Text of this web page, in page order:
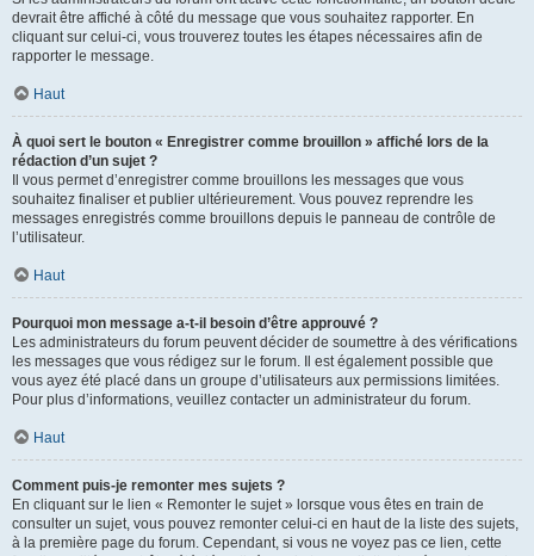
devrait être affiché à côté du message que vous souhaitez rapporter. En
cliquant sur celui-ci, vous trouverez toutes les étapes nécessaires afin de
rapporter le message.
Haut
À quoi sert le bouton « Enregistrer comme brouillon » affiché lors de la
rédaction d’un sujet ?
Il vous permet d’enregistrer comme brouillons les messages que vous
souhaitez finaliser et publier ultérieurement. Vous pouvez reprendre les
messages enregistrés comme brouillons depuis le panneau de contrôle de
l’utilisateur.
Haut
Pourquoi mon message a-t-il besoin d’être approuvé ?
Les administrateurs du forum peuvent décider de soumettre à des vérifications
les messages que vous rédigez sur le forum. Il est également possible que
vous ayez été placé dans un groupe d’utilisateurs aux permissions limitées.
Pour plus d’informations, veuillez contacter un administrateur du forum.
Haut
Comment puis-je remonter mes sujets ?
En cliquant sur le lien « Remonter le sujet » lorsque vous êtes en train de
consulter un sujet, vous pouvez remonter celui-ci en haut de la liste des sujets,
à la première page du forum. Cependant, si vous ne voyez pas ce lien, cette